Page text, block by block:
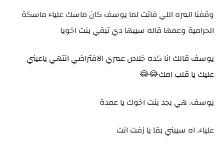
وقفنا المره اللي فاتت لما يوسف كان ماسك علياء ماسكة
الحرامية وعمها قاله سيبها دي تبقي بنت اخويا
يوسف قالك انا كده خلاص عمري الافتراضي انتهي ياعيني
عليك يا قلب امك😂😂
يوسف. هي بجد بنت اخوك يا عمدة
علياء. اه سيبني بقا يا زفت انت